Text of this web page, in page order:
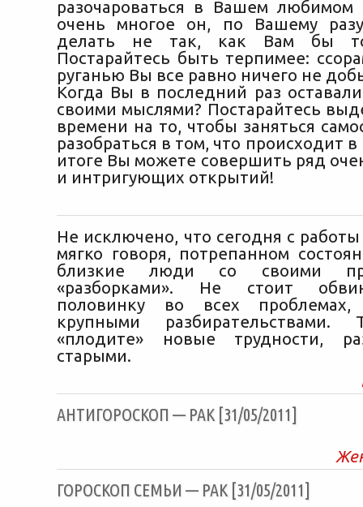
разочароваться в Вашем любимом
очень многое он, по Вашему
делать не так, как Вам бы
Постарайтесь быть терпимее:
руганью Вы все равно ничего не
Когда Вы в последний раз
своими мыслями? Постарайтесь
времени на то, чтобы заняться
разобраться в том, что происходит
итоге Вы можете совершить ряд
и интригующих открытий!
Не исключено, что сегодня с
мягко говоря, потрепанном
близкие люди со своими
«разборками». Не стоит
половинку во всех проблемах,
крупными
«плодите» новые трудности,
старыми.
АНТИГОРОСКОП — РАК [31/05/2011]
ГОРОСКОП СЕМЬИ — РАК [31/05/2011]